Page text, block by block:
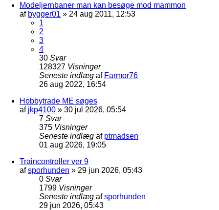
Modeljernbaner man kan besøge mod mammon
af bygger01 » 24 aug 2011, 12:53
1
2
3
4
30 Svar
128327 Visninger
Seneste indlæg af Farmor76
26 aug 2022, 16:54
Hobbytrade ME søges
af jkp4100 » 30 jul 2026, 05:54
7 Svar
375 Visninger
Seneste indlæg af ptmadsen
01 aug 2026, 19:05
Traincontroller ver 9
afsporhunden » 29 jun 2026, 05:43
0 Svar
1799 Visninger
Seneste indlæg afsporhunden
29 jun 2026, 05:43